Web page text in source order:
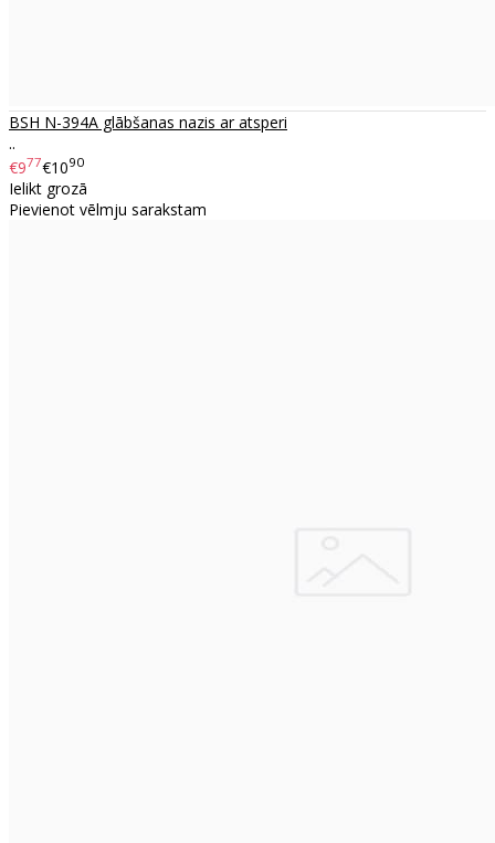
BSH N-394A glābšanas nazis ar atsperi
..
€977€1090
Ielikt grozā
Pievienot vēlmju sarakstam